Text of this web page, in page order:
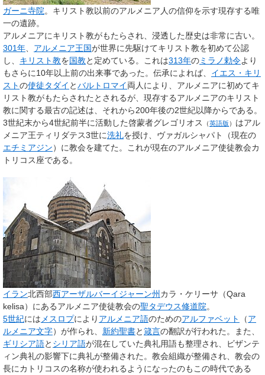
ガーニ寺院。キリスト教以前のアルメニア人の信仰を示す現存する唯
一の遺跡。
アルメニアにキリスト教がもたらされ、浸透した歴史は非常に古い。
301年
アルメニア王国が世界に先駆けてキリスト教を初めて公認
し、 キリスト教を国教と定めている。これは313年のミラノ勅令より
もさらに10年以上前の出来事であった。伝承によれば、 イエス・キリ
ストの使徒タダイ とバルトロマイ両人により、アルメニアに初めてキ
リスト教がもたらされたとされるが、現存するアルメニアのキリスト
教に関する最古の記述は、それから200年後の2世紀以降からである。
3世紀末から4世紀前半に活動した啓蒙者グレゴリオス （英語版 ） はアル
メニア王ティリダテス3世に洗礼を授け、ヴァガルシャパト（現在の
エチミアジン）に教会を建てた。これが現在のアルメニア使徒教会カ
トリコス座である。
イラン北西部西アーザルバーイジャーン州 カラ・ケリーサ（Qara
kelisa）にあるアルメニア使徒教会の聖タデウス修道院。
5世紀にはメスロプにより アルメニア語のためのアルファベット （ア
ルメニア文字）が作られ、 新約聖書と箴言の翻訳が行われた。また、
ギリシア語と シリア語が混在していた典礼用語も整理され、ビザンテ
ィン典礼の影響下に典礼が整備された。教会組織が整備され、教会の
長にカトリコスの名称が使われるようになったのもこの時代である